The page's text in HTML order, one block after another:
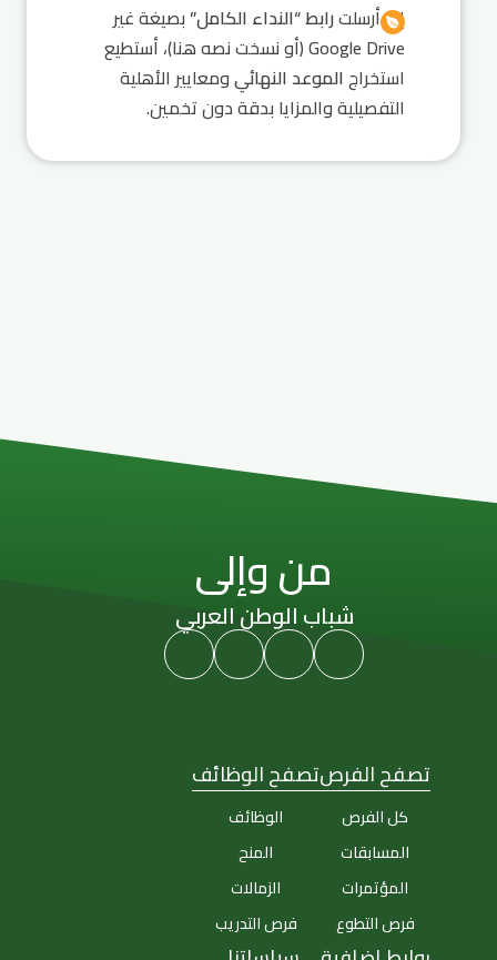
إذا أرسلترابط “النداء الكامل”بصيغة غير
Google Drive (أو نسخت نصه هنا)، أستطيع
استخراجالموعد النهائيومعايير الأهلية
التفصيلية والمزايا بدقة دون تخمين.
من وإلى
شباب الوطن العربي
تصفح الفرص
كل الفرص
المسابقات
المؤتمرات
فرص التطوع
تصفح الوظائف
الوظائف
المنح
الزمالات
فرص التدريب